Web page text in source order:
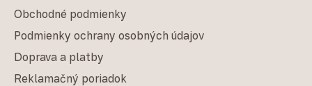
Obchodné podmienky
Podmienky ochrany osobných údajov
Doprava a platby
Reklamačný poriadok